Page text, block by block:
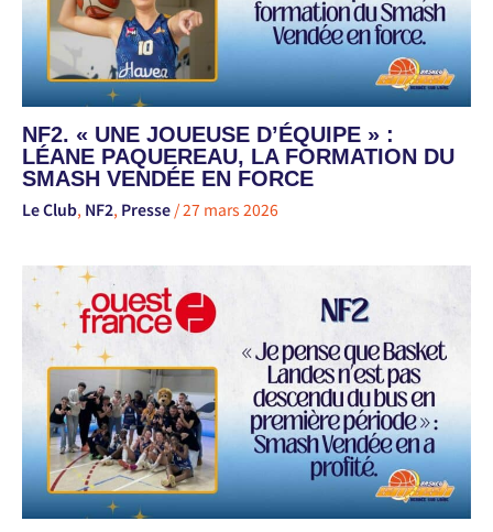
NF2. « UNE JOUEUSE D’ÉQUIPE » :
LÉANE PAQUEREAU, LA FORMATION DU
SMASH VENDÉE EN FORCE
Le Club, NF2, Presse /27 mars 2026